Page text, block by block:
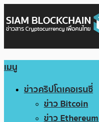
เมนู
ข่าวคริปโตเคอเรนซี่
ข่าว Bitcoin
ข่าว Ethereum